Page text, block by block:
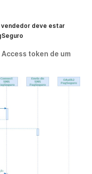
vendedor deve estar
token de um